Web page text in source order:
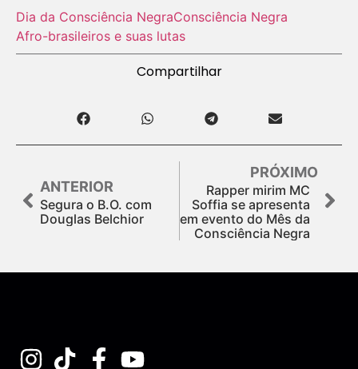
Dia da Consciência NegraConsciência Negra
Afro-brasileiros e suas lutas
Compartilhar
ANTERIOR
Segura o B.O. com
Douglas Belchior
PRÓXIMO
Rapper mirim MC
Soffia se apresenta
em evento do Mês da
Consciência Negra